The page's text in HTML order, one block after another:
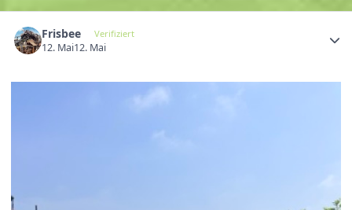
Frisbee Verifiziert
12. Mai12. Mai